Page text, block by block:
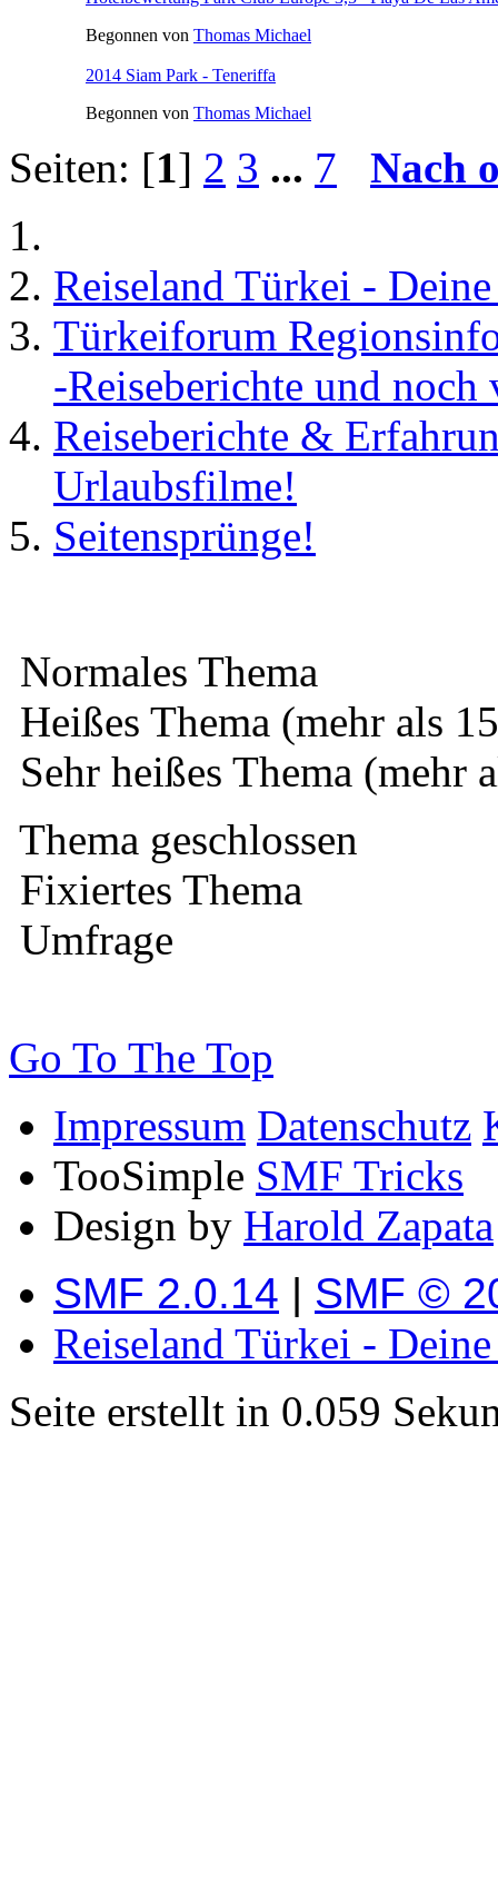
Begonnen von Thomas Michael
2014 Siam Park - Teneriffa
Begonnen von Thomas Michael
Seiten: [1] 2 3 ... 7 Nach
Reiseland Türkei -
Türkeiforum
-Reiseberichte und noch
Reiseberichte &
Urlaubsfilme!
Seitensprünge!
Normales Thema
Heißes Thema (mehr als
Sehr heißes Thema (mehr
Thema geschlossen
Fixiertes Thema
Umfrage
Go To The Top
Impressum Datenschutz
TooSimple SMF Tricks
Design by Harold Zapata
SMF 2.0.14 | SMF ©
Reiseland Türkei -
Seite erstellt in 0.059